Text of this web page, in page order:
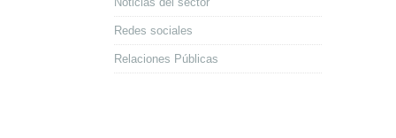
Redes sociales
Relaciones Públicas